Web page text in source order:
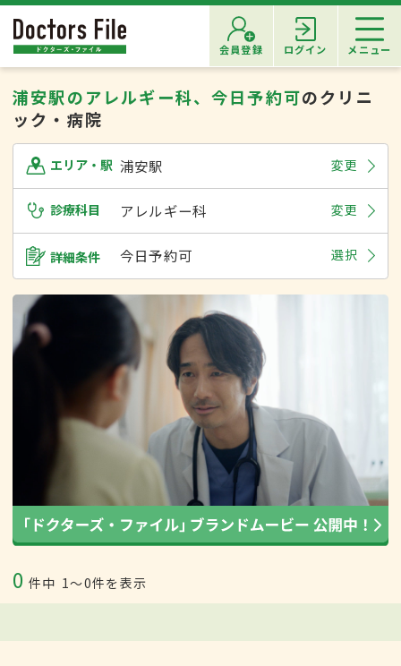
会員登録 ログイン メニュー
浦安駅のアレルギー科、今日予約可のクリニ
ック・病院
エリア・駅 浦安駅 変更
診療科目 アレルギー科 変更
詳細条件 今日予約可 選択
0 件中 1〜0件を表示